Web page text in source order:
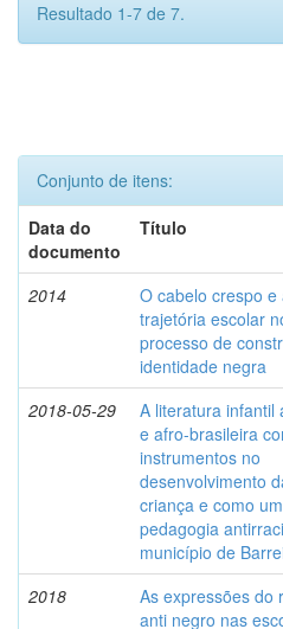
Resultado 1-7 de 7.
Conjunto de itens:
Data do
documento
Título
2014
O cabelo crespo e
trajetória escolar
processo de
identidade negra
2018-05-29
A literatura infantil
e afro-brasileira
instrumentos no
desenvolvimento
criança e como
pedagogia
município de
2018
As expressões do
anti negro nas